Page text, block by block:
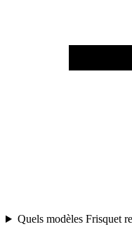
Quels modèles Frisquet